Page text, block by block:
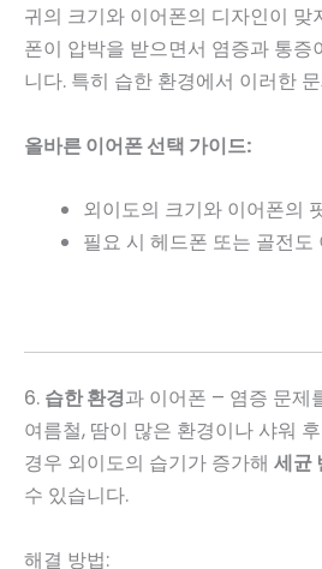
귀의 크기와 이어폰의 디자인이 맞
폰이 압박을 받으면서 염증과 통증
니다. 특히 습한 환경에서 이러한
올바른 이어폰 선택 가이드:
외이도의 크기와 이어폰의
필요 시 헤드폰 또는 골전도
6. 습한 환경과 이어폰 – 염증 문제
여름철, 땀이 많은 환경이나 샤워
경우 외이도의 습기가 증가해 세균
수 있습니다.
해결 방법: